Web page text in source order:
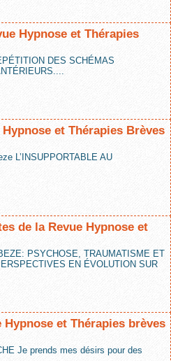
Hypnose et Thérapies
DES SCHÉMAS
et Thérapies Brèves
L’INSUPPORTABLE AU
de la Revue Hypnose et
PSYCHOSE, TRAUMATISME ET
EN ÉVOLUTION SUR
et Thérapies brèves
Je prends mes désirs pour des